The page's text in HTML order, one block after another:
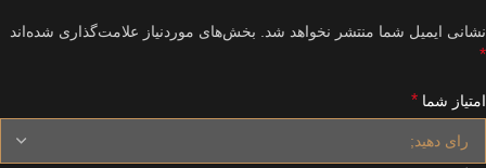
نشانی ایمیل شما منتشر نخواهد شد. بخش‌های موردنیاز علامت‌گذاری شده‌اند
*
امتیاز شما *